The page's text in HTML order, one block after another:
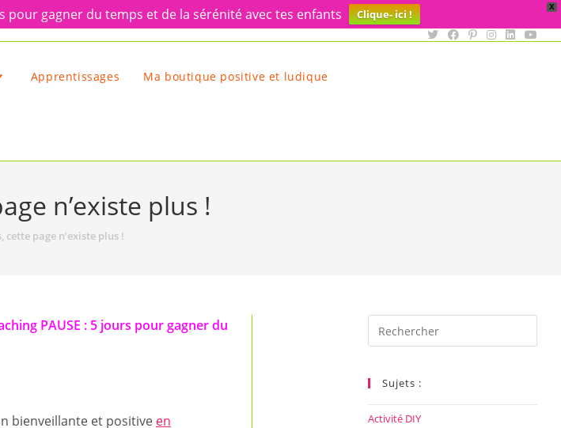
X
gagner du temps et de la sérénité avec tes enfants Clique- ici !
Apprentissages Ma boutique positive et ludique
n’existe plus !
cette page n’existe plus !
PAUSE : 5 jours pour gagner du
bienveillante et positive en
Rechercher
sur
siteSujets :
Activité DIY